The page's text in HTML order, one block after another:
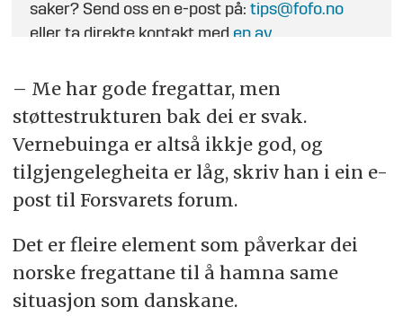
saker? Send oss en e-post på:tips@fofo.no
eller ta direkte kontakt med en av
– Me har gode fregattar, men
støttestrukturen bak dei er svak.
Vernebuinga er altså ikkje god, og
tilgjengelegheita er låg, skriv han i ein e-
post til Forsvarets forum.
Det er fleire element som påverkar dei
norske fregattane til å hamna same
situasjon som danskane.